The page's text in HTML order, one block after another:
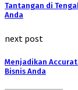
Tantangan di
Anda
next post
Menjadikan
Bisnis Anda